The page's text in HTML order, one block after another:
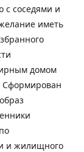
с соседями и
иметь
домом
Сформирован
и жилищного